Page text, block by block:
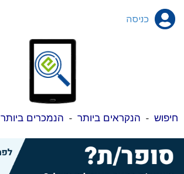
כניסה
חיפוש - הנקראים ביותר - הנמכרים ביותר